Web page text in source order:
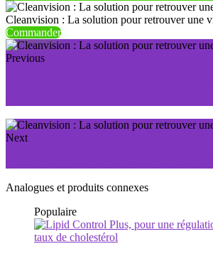
Cleanvision : La solution pour retrouver une
Commander
Previous
Next
Analogues et produits connexes
Populaire